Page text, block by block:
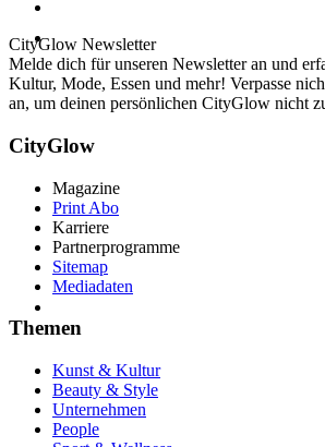
Einladung zur Performance -
CityGlow Newsletter
Melde dich für unseren Newsletter an und
Kultur, Mode, Essen und mehr! Verpasse
an, um deinen persönlichen CityGlow nicht
CityGlow
Magazine
Print Abo
Karriere
Partnerprogramme
Sitemap
Mediadaten
Themen
Kunst & Kultur
Beauty & Style
Unternehmen
People